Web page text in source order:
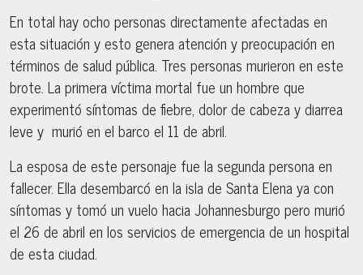
En total hay ocho personas directamente afectadas en
esta situación y esto genera atención y preocupación en
términos de salud pública. Tres personas murieron en este
brote. La primera víctima mortal fue un hombre que
experimentó síntomas de fiebre, dolor de cabeza y diarrea
leve y murió en el barco el 11 de abril.
La esposa de este personaje fue la segunda persona en
fallecer. Ella desembarcó en la isla de Santa Elena ya con
síntomas y tomó un vuelo hacia Johannesburgo pero murió
el 26 de abril en los servicios de emergencia de un hospital
de esta ciudad.